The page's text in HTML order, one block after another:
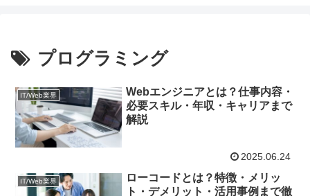
プログラミング
IT/Web業界
Webエンジニアとは？仕事内容・
必要スキル・年収・キャリアまで
解説
2025.06.24
IT/Web業界
ローコードとは？特徴・メリッ
ト・デメリット・活用事例まで徹